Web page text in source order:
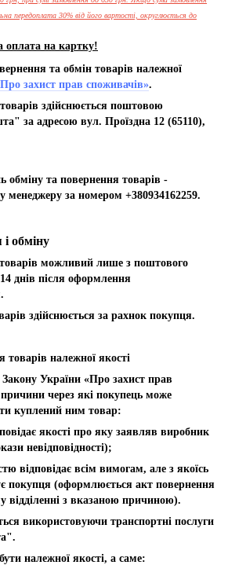
передоплата 30% від його вартості, округлюється до
оплата на картку!
та обмін товарів належної
захист прав споживачів».
здійснюється поштовою
за адресою вул. Проїздна 12 (65110),
обміну та повернення товарів -
менеджеру за номером +380934162259.
обміну
можливий лише з поштового
днів після оформлення
здійснюється за рахнок покупця.
належної якості
Закону України «Про захист прав
причини через які покупець може
куплений ним товар:
якості про яку заявляв виробник
невідповідності);
відповідає всім вимогам, але з якоїсь
покупця (оформлюється акт повернення
відділенні з вказаною причиною).
використовуючи транспортні послуги
належної якості, а саме: